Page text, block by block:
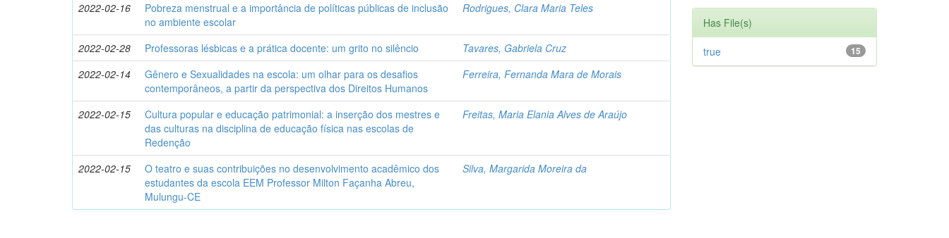
2022-02-16
Pobreza menstrual e a importância de políticas públicas de inclusão
no ambiente escolar
Rodrigues, Clara Maria Teles
2022-02-28 Professoras lésbicas e a prática docente: um grito no silêncio
Tavares, Gabriela Cruz
2022-02-14
Gênero e Sexualidades na escola: um olhar para os desafios
contemporâneos, a partir da perspectiva dos Direitos Humanos
Ferreira, Fernanda Mara de Morais
2022-02-15
Cultura popular e educação patrimonial: a inserção dos mestres e
das culturas na disciplina de educação física nas escolas de
Redenção
Freitas, Maria Elania Alves de Araújo
2022-02-15
O teatro e suas contribuições no desenvolvimento acadêmico dos
estudantes da escola EEM Professor Milton Façanha Abreu,
Mulungu-CE
Silva, Margarida Moreira da
Has File(s)
15
true